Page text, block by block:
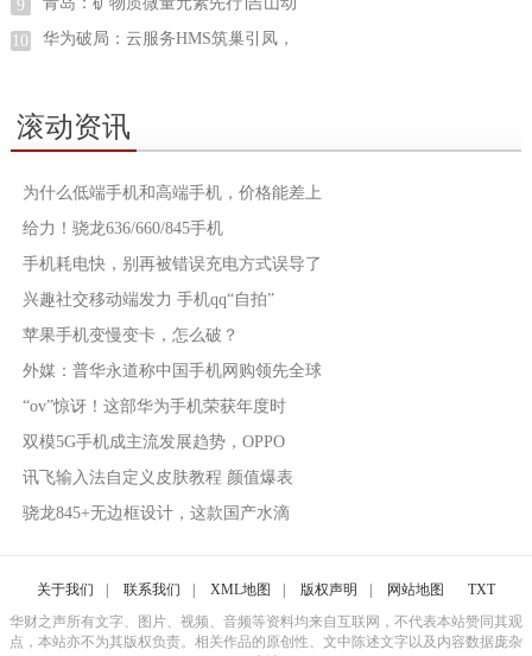
9
10 华为破局：云服务HMS筑巢引凤，
滚动资讯
为什么低端手机和高端手机，价格能差上
给力！骁龙636/660/845手机
手机耗电快，别再被错误充电方式误导了
兴趣社交移动端发力 手机qq“自拍”
苹果手机变慢变卡，怎么破？
外媒：普华永道称中国手机网购领先全球
“ov”惊讶！这部华为手机荣获年度时
双模5G手机成主流发展趋势，OPPO
讯飞输入法自定义皮肤教程 颜值爆表
骁龙845+无边框设计，这款国产水滴
关于我们 联系我们 XML地图 版权声明 网站地图
TXT
华财之声所有文字、图片、视频、音频等资料均来自互联网，不代表本站赞同其观
点，本站亦不为其版权负责。相关作品的原创性、文中陈述文字以及内容数据庞杂